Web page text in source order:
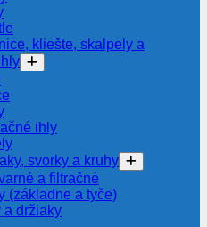
kliešte, skalpely a
ihly
svorky a kruhy
a filtračné
(základne a tyče)
a držiaky